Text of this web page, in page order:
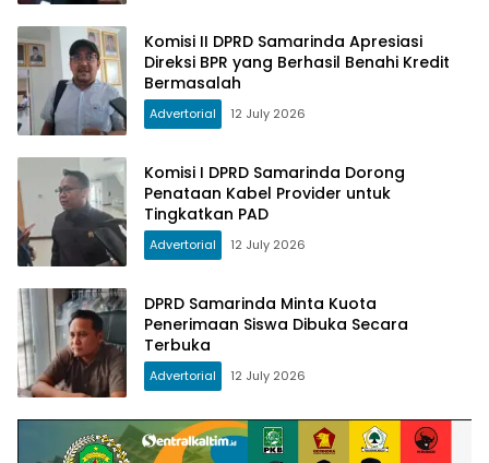
Komisi II DPRD Samarinda Apresiasi
Direksi BPR yang Berhasil Benahi Kredit
Bermasalah
Advertorial 12 July 2026
Komisi I DPRD Samarinda Dorong
Penataan Kabel Provider untuk
Tingkatkan PAD
Advertorial 12 July 2026
DPRD Samarinda Minta Kuota
Penerimaan Siswa Dibuka Secara
Terbuka
Advertorial 12 July 2026